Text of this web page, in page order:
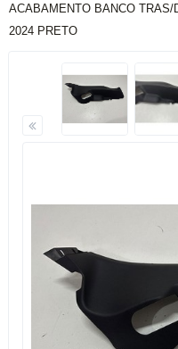
ACABAMENTO BANCO
2024 PRETO